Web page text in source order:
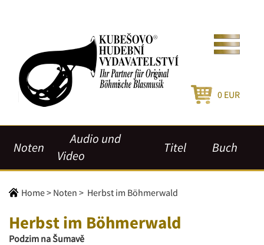
0 EUR
Noten
Audio und
Video
Titel Buch
Home> Noten > Herbst im Böhmerwald
Herbst im Böhmerwald
Podzim na Šumavě